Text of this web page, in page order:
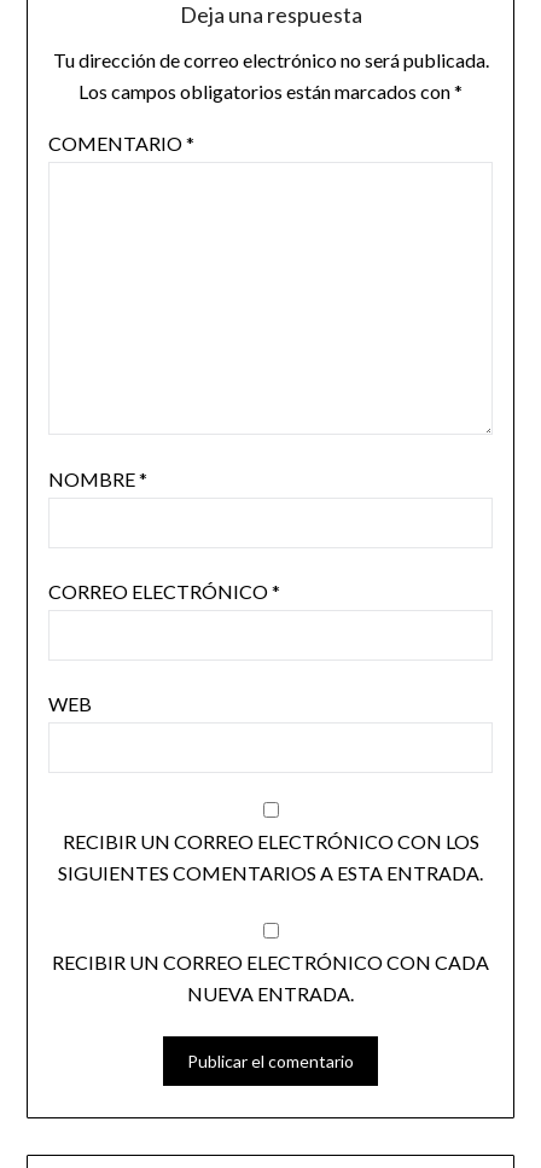
Deja una respuesta
Tu dirección de correo electrónico no será publicada.
Los campos obligatorios están marcados con*
COMENTARIO*
NOMBRE*
CORREO ELECTRÓNICO*
WEB
RECIBIR UN CORREO ELECTRÓNICO CON LOS
SIGUIENTES COMENTARIOS A ESTA ENTRADA.
RECIBIR UN CORREO ELECTRÓNICO CON CADA
NUEVA ENTRADA.